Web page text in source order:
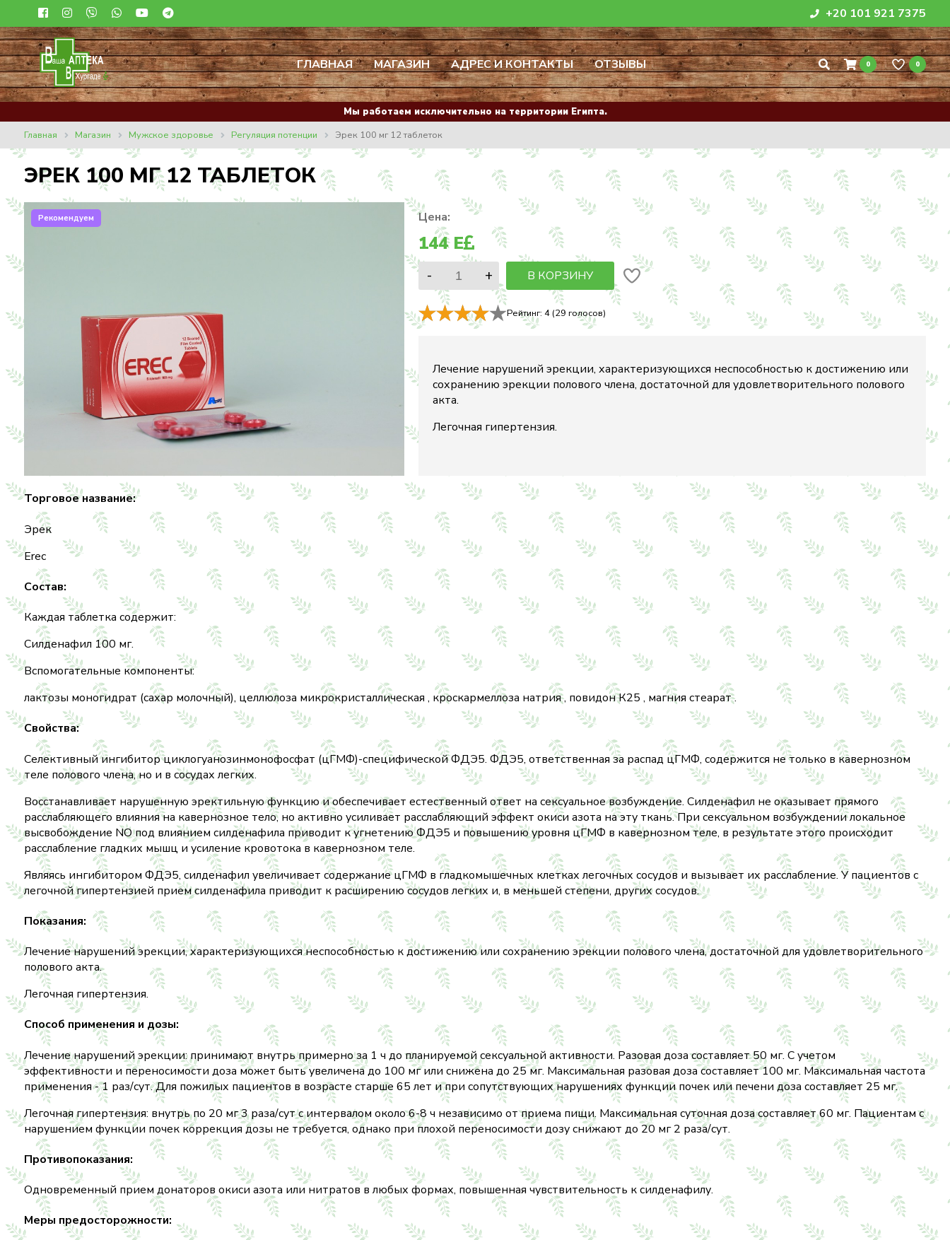
+20 101 921 7375
ГЛАВНАЯ МАГАЗИН АДРЕС И КОНТАКТЫ ОТЗЫВЫ 0 0
Мы работаем исключительно на территории Египта.
Главная
Магазин Мужское здоровье Регуляция потенции Эрек 100 мг 12 таблеток
ЭРЕК 100 МГ 12 ТАБЛЕТОК
Рекомендуем Цена:
144E
В КОРЗИНУ
Рейтинг: 4 (29 голосов)
Лечение нарушений эрекции, характеризующихся неспособностью к достижению или
сохранению эрекции полового члена, достаточной для удовлетворительного полового
акта.
Легочная гипертензия.
Торговое название:
Эрек
Erec
Состав:
Каждая таблетка содержит:
Силденафил 100 мг.
Вспомогательные компоненты:
лактозы моногидрат (сахар молочный), целлюлоза микрокристаллическая , кроскармеллоза натрия , повидон К25 , магния стеарат .
Свойства:
Селективный ингибитор циклогуанозинмонофосфат (цГМФ)-специфической ФДЭ5. ФДЭ5, ответственная за распад цГМФ, содержится не только в кавернозном
теле полового члена, но и в сосудах легких.
Восстанавливает нарушенную эректильную функцию и обеспечивает естественный ответ на сексуальное возбуждение. Силденафил не оказывает прямого
расслабляющего влияния на кавернозное тело, но активно усиливает расслабляющий эффект окиси азота на эту ткань. При сексуальном возбуждении локальное
высвобождение NO под влиянием силденафила приводит к угнетению ФДЭ5 и повышению уровня цГМФ в кавернозном теле, в результате этого происходит
расслабление гладких мышц и усиление кровотока в кавернозном теле.
Являясь ингибитором ФДЭ5, силденафил увеличивает содержание цГМФ в гладкомышечных клетках легочных сосудов и вызывает их расслабление. У пациентов с
легочной гипертензией прием силденафила приводит к расширению сосудов легких и, в меньшей степени, других сосудов.
Показания:
Лечение нарушений эрекции, характеризующихся неспособностью к достижению или сохранению эрекции полового члена, достаточной для удовлетворительного
полового акта.
Легочная гипертензия.
Способ применения и дозы:
Лечение нарушений эрекции: принимают внутрь примерно за 1 ч до планируемой сексуальной активности. Разовая доза составляет 50 мг. С учетом
эффективности и переносимости доза может быть увеличена до 100 мг или снижена до 25 мг. Максимальная разовая доза составляет 100 мг. Максимальная частота
применения - 1 раз/сут. Для пожилых пациентов в возрасте старше 65 лет и при сопутствующих нарушениях функции почек или печени доза составляет 25 мг.
Легочная гипертензия: внутрь по 20 мг 3 раза/сут с интервалом около 6-8 ч независимо от приема пищи. Максимальная суточная доза составляет 60 мг. Пациентам с
нарушением функции почек коррекция дозы не требуется, однако при плохой переносимости дозу снижают до 20 мг 2 раза/сут.
Противопоказания:
Одновременный прием донаторов окиси азота или нитратов в любых формах, повышенная чувствительность к силденафилу.
Меры предосторожности: